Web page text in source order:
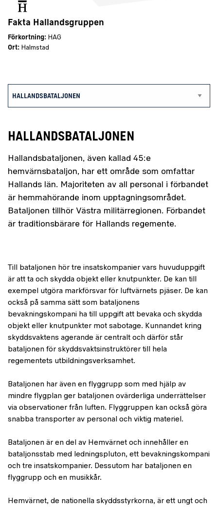
Fakta Hallandsgruppen
Förkortning: HAG
Ort: Halmstad
Hallandsbataljonen
Hallandsbataljonen, även kallad 45:e
hemvärnsbataljon, har ett område som omfattar
Hallands län. Majoriteten av all personal i förbandet
är hemmahörande inom upptagningsområdet.
Bataljonen tillhör Västra militärregionen. Förbandet
är traditionsbärare för Hallands regemente.
Till bataljonen hör tre insatskompanier vars huvuduppgift
är att ta och skydda objekt eller knutpunkter. De kan till
exempel utgöra markförsvar för luftvärnets pjäser. De kan
också på samma sätt som bataljonens
bevakningskompani ha till uppgift att bevaka och skydda
objekt eller knutpunkter mot sabotage. Kunnandet kring
skyddsvaktens agerande är centralt och därför står
bataljonen för skyddsvaktsinstruktörer till hela
regementets utbildningsverksamhet.
Bataljonen har även en flyggrupp som med hjälp av
mindre flygplan ger bataljonen ovärderliga underrättelser
via observationer från luften. Flyggruppen kan också göra
snabba transporter av personal och viktig materiel.
Bataljonen är en del av Hemvärnet och innehåller en
bataljonsstab med ledningspluton, ett bevakningskompani
och tre insatskompanier. Dessutom har bataljonen en
flyggrupp och en musikkår.
Hemvärnet, de nationella skyddsstyrkorna, är ett ungt och